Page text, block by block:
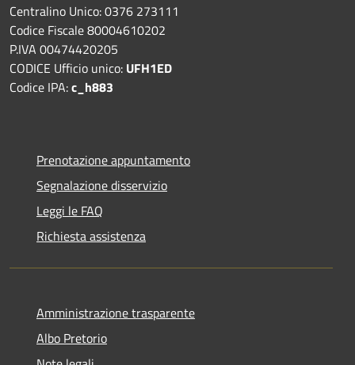
Centralino Unico: 0376 273111
Codice Fiscale 80004610202
P.IVA 00474420205
CODICE Ufficio unico: UFH1ED
Codice IPA:c_h883
Prenotazione appuntamento
Segnalazione disservizio
Leggi le FAQ
Richiesta assistenza
Amministrazione trasparente
Albo Pretorio